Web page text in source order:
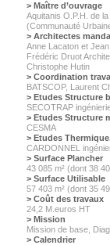
> Maître d’ouvrage
Aquitanis O.P.H. de
(Communauté
> Architectes
Anne Lacaton et
Frédéric Druot
Christophe Hutin
> Coordination
BATSCOP, Laurent
> Etudes Structure
SECOTRAP
> Etudes Structure
CESMA
> Etudes
CARDONNEL
> Surface Plancher
43 085 m² (dont 38
> Surface Utilisable
57 403 m² (dont 35
> Coût des travaux
24,2 M.euros HT
> Mission
Mission de base,
> Calendrier